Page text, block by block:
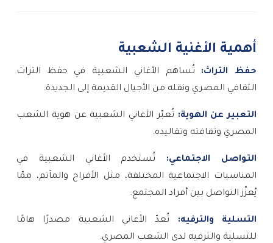
أهمية الأغنية الشعبية
حفظ التراث:
تُساهم الأغاني الشعبية في حفظ التراث
الثقافي المصري ونقله من الأجيال القديمة إلى الجديدة.
التعبير عن الهوية: تُعبّر الأغاني الشعبية عن هوية الشعب
المصري وثقافته وتقاليده.
التواصل الاجتماعي: تُستخدم الأغاني الشعبية في
المناسبات الاجتماعية المختلفة، مثل الأفراح والمآتم، ممّا
يُعزّز التواصل بين أفراد المجتمع.
التسلية والترفيه:
تُعدّ الأغاني الشعبية مصدرًا هامًا
للتسلية والترفيه لدى الشعب المصري.